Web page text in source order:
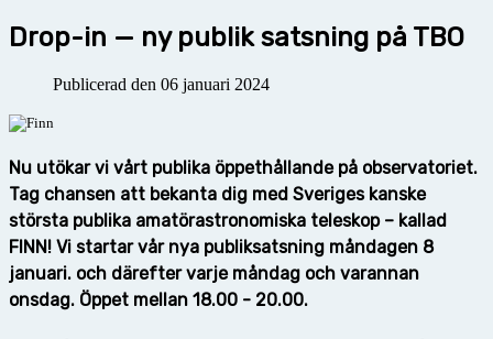
Drop-in — ny publik satsning på TBO
Publicerad den 06 januari 2024
Nu utökar vi vårt publika öppethållande på observatoriet.
Tag chansen att bekanta dig med Sveriges kanske
största publika amatörastronomiska teleskop – kallad
FINN! Vi startar vår nya publiksatsning måndagen 8
januari. och därefter varje måndag och varannan
onsdag. Öppet mellan 18.00 - 20.00.